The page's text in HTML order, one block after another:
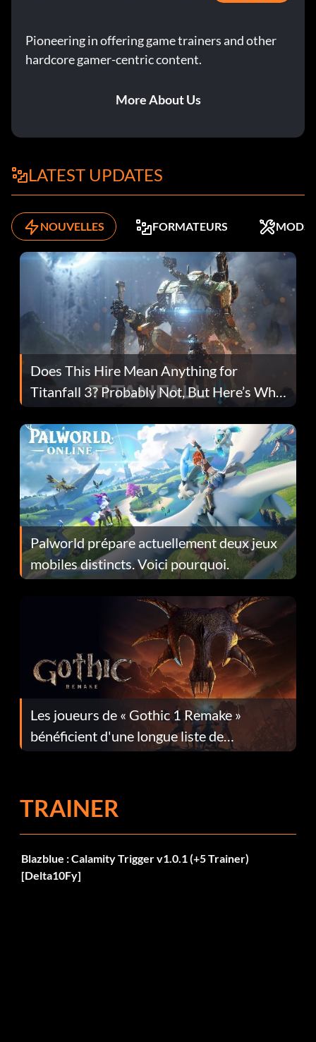
Pioneering in offering game trainers and other
hardcore gamer-centric content.
More About Us
LATEST UPDATES
NOUVELLES FORMATEURS MODS
Does This Hire Mean Anything for
Titanfall 3? Probably Not, But Here’s Why
Fans Are Hopeful
Palworld prépare actuellement deux jeux
mobiles distincts. Voici pourquoi.
Les joueurs de « Gothic 1 Remake »
bénéficient d'une longue liste de
corrections dans la mise à jour 1.0.4
TRAINER
Blazblue : Calamity Trigger v1.0.1 (+5 Trainer)
[Delta10Fy]